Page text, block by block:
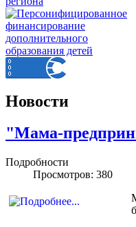
Новости
"Мама-
Подробности
Просмотров: 380